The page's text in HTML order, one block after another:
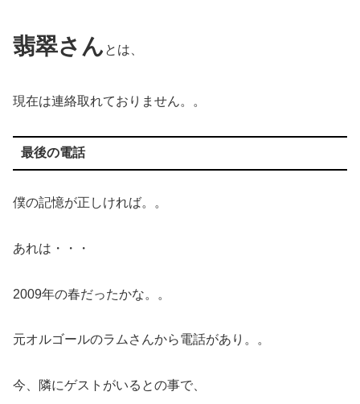
翡翠さん とは、
現在は連絡取れておりません。。
最後の電話
僕の記憶が正しければ。。
あれは・・・
2009年の春だったかな。。
元オルゴールのラムさんから電話があり。。
今、隣にゲストがいるとの事で、